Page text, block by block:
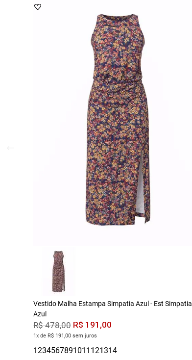
Vestido Malha Estampa Simpatia Azul - Est Simpatia
Azul
R$ 478,00 R$ 191 ,00
1x de R$ 191,00 sem juros